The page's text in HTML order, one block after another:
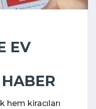
EV
hem kiracıları